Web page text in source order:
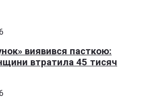
виявився пасткою:
втратила 45 тисяч